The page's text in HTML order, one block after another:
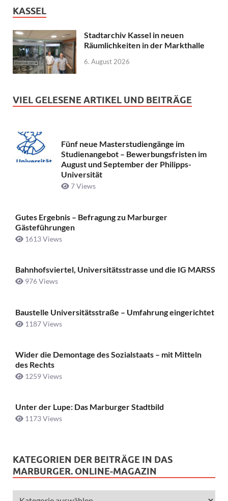
KASSEL
Stadtarchiv Kassel in neuen
Räumlichkeiten in der Markthalle
6. August 2026
VIEL GELESENE ARTIKEL UND BEITRÄGE
Fünf neue Masterstudiengänge im
Studienangebot – Bewerbungsfristen im
August und September der Philipps-
Universität
7 Views
Gutes Ergebnis – Befragung zu Marburger
Gästeführungen
1613 Views
Bahnhofsviertel, Universitätsstrasse und die IG MARSS
976 Views
Baustelle Universitätsstraße ­– Umfahrung eingerichtet
1187 Views
Wider die Demontage des Sozialstaats – mit Mitteln
des Rechts
1259 Views
Unter der Lupe: Das Marburger Stadtbild
1173 Views
KATEGORIEN DER BEITRÄGE IN DAS
MARBURGER. ONLINE-MAGAZIN